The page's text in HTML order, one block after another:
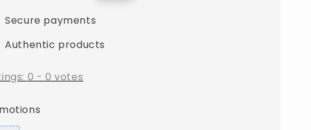
Secure payments
Authentic products
0 -0 votes